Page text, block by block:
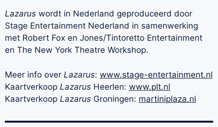
Lazarus wordt in Nederland geproduceerd door
Stage Entertainment Nederland in samenwerking
met Robert Fox en Jones/Tintoretto Entertainment
en The New York Theatre Workshop.
Meer info over Lazarus: www.stage-entertainment.nl
Kaartverkoop Lazarus Heerlen: www.plt.nl
Kaartverkoop Lazarus Groningen: martiniplaza.nl